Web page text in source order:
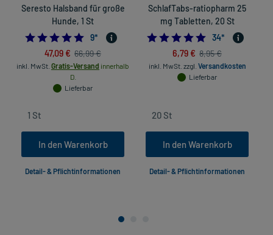
Seresto Halsband für große
Hunde, 1 St
5.0
9*
47,09 € 66,99 €
inkl. MwSt. Gratis-Versand innerhalb
D.
Lieferbar
In den Warenkorb
Detail- & Pflichtinformationen
SchlafTabs-ratiopharm 25
mg Tabletten, 20 St
34*
6,79 € 8,95 €
inkl. MwSt. zzgl. Versandkosten
Lieferbar
In den Warenkorb
Detail- & Pflichtinformationen